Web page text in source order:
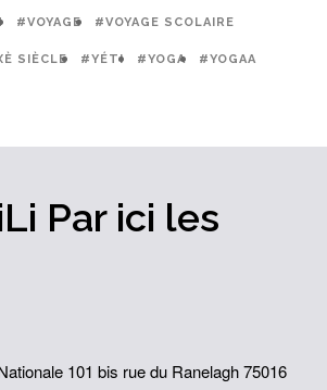
#VOYAGE #VOYAGE SCOLAIRE
SIÈCLE #YÉTI #YOGA #YOGAA
Par ici les
101 bis rue du Ranelagh75016